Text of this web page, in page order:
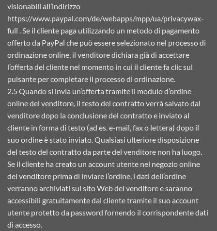
visionabili all’indirizzo
https://www.paypal.com/de/webapps/mpp/ua/privacywax-
full . Se il cliente paga utilizzando un metodo di pagamento
offerto da PayPal che può essere selezionato nel processo di
ordinazione online, il venditore dichiara già di accettare
l’offerta del cliente nel momento in cui il cliente fa clic sul
pulsante per completare il processo di ordinazione.
2.5 Quando si invia un’offerta tramite il modulo d’ordine
online del venditore, il testo del contratto verrà salvato dal
venditore dopo la conclusione del contratto e inviato al
cliente in forma di testo (ad es. e-mail, fax o lettera) dopo il
suo ordine è stato inviato. Qualsiasi ulteriore disposizione
del testo del contratto da parte del venditore non ha luogo.
Se il cliente ha creato un account utente nel negozio online
del venditore prima di inviare l’ordine, i dati dell’ordine
verranno archiviati sul sito Web del venditore e saranno
accessibili gratuitamente dal cliente tramite il suo account
utente protetto da password fornendo il corrispondente dati
di accesso.